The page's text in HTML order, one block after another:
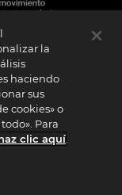
privada sin
con éxito la
B Lab en cuanto a
B Lab no es
Reglamento (UE) nº
son distintos e
normas ISO u otros
la
haciendo
sus
cookies» o
Para
clic aquí